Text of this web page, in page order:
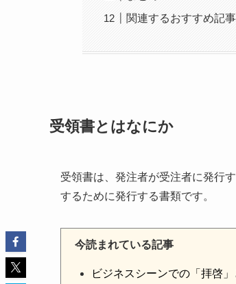
関連するおすすめ記事
受領書とはなにか
受領書は、発注者が受注者に発行
するために発行する書類です。
今読まれている記事
ビジネスシーンでの「拝啓